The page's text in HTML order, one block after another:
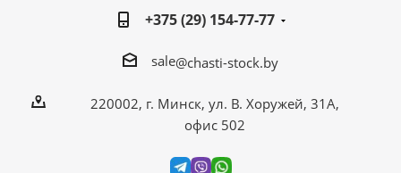
+375 (29) 154-77-77
sale@chasti-stock.by
220002, г. Минск, ул. В. Хоружей, 31А,
офис 502